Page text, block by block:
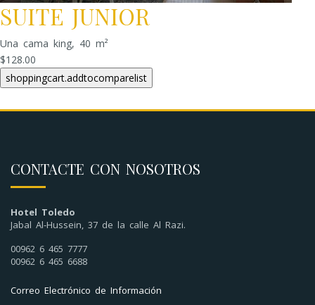
SUITE JUNIOR
Una cama king, 40 m²
$128.00
CONTACTE CON NOSOTROS
Hotel Toledo
Jabal Al-Hussein, 37 de la calle Al Razi.
00962 6 465 7777
00962 6 465 6688
Correo Electrónico de Información